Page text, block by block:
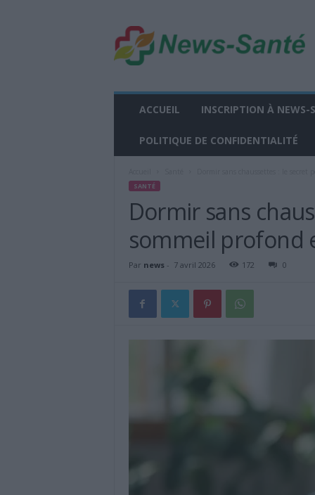
w
s
ACCUEIL INSCRIPTION À NEWS-
POLITIQUE DE CONFIDENTIALITÉ
SANTÉ
Dormir sans
sommeil profond
Par news- 7 avril 2026 172 0